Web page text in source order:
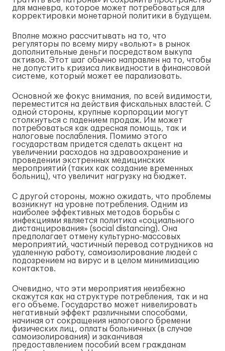
для маневра, которое может потребоваться для
корректировки монетарной политики в будущем.
Вполне можно рассчитывать на то, что
регуляторы по всему миру «вольют» в рынок
дополнительные деньги посредством выкупа
активов. Этот шаг обычно направлен на то, чтобы
не допустить кризиса ликвидности в финансовой
системе, который может ее парализовать.
Основной же фокус внимания, по всей видимости,
переместится на действия фискальных властей. С
одной стороны, крупные корпорации могут
столкнуться с падением продаж. Им может
потребоваться как адресная помощь, так и
налоговые послабления. Помимо этого
государствам придется сделать акцент на
увеличении расходов на здравоохранение и
проведении экстренных медицинских
мероприятий (таких как создание временных
больниц), что увеличит нагрузку на бюджет.
С другой стороны, можно ожидать, что проблемы
возникнут на уровне потребления. Одним из
наиболее эффективных методов борьбы с
инфекциями является политика «социального
дистанцирования» (social distancing). Она
предполагает отмену культурно-массовых
мероприятий, частичный перевод сотрудников на
удаленную работу, самоизолирование людей с
подозрением на вирус и в целом минимизацию
контактов.
Очевидно, что эти мероприятия неизбежно
скажутся как на структуре потребления, так и на
его объеме. Государство может нивелировать
негативный эффект различными способами,
начиная от сокращения налогового бремени
физических лиц, оплаты больничных (в случае
самоизолирования) и заканчивая
предоставлением пособий всем гражданам